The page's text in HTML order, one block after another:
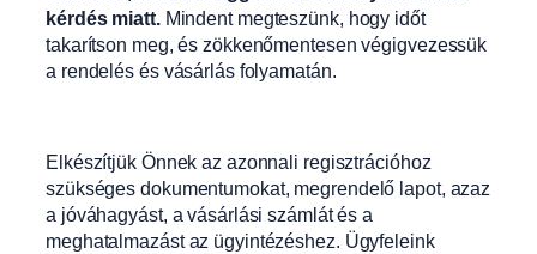
kérdés miatt. Mindent megteszünk, hogy időt
takarítson meg, és zökkenőmentesen végigvezessük
a rendelés és vásárlás folyamatán.
Elkészítjük Önnek az azonnali regisztrációhoz
szükséges dokumentumokat, megrendelő lapot, azaz
a jóváhagyást, a vásárlási számlát és a
meghatalmazást az ügyintézéshez. Ügyfeleink